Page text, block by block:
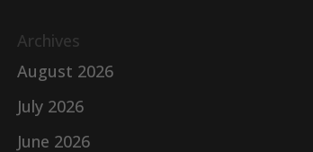
Archives
August 2026
July 2026
June 2026